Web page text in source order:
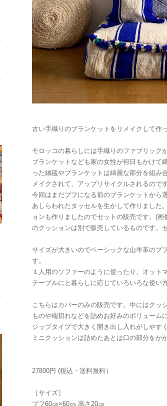
古い手織りのブランケットをリメイクして作
モロッコの暮らしには手織りのファブリック
ブランケットなども家の女性が何日もかけて
った絨毯やブランケットは綺麗な部分を組み
メイクされて、アップリサイクルされるのです
今回はまだプフになる前のブランケットから
あしらわれたタッセルを生かして作りました
ョンも作りましたのでセットの販売です。(
のクッションは別で販売しているものです。
サイズが大きいのでベーシックな山羊革のプ
す。
１人用のソファーのように使ったり、オット
テーブルにと暮らしに応じていろいろな使い
こちらはカバーのみの販売です。中にはクッ
ものや端切れなどを詰めお好みのボリューム
ジップタイプで大きく開き出し入れがしやす
ミニクッションは詰めたあとは口の部分をか
27800円 (税込・送料無料）
［サイズ］
プフ60㎝×60㎝ 高さ20㎝